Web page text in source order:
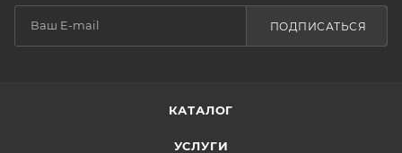
ПОДПИСАТЬСЯ
КАТАЛОГ
УСЛУГИ